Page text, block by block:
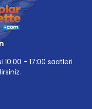
- 17:00 saatleri